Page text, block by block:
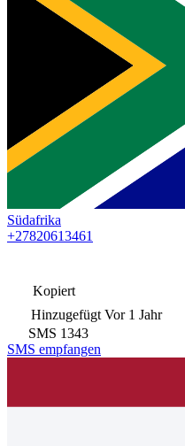
Südafrika
+27820613461
Kopiert
Hinzugefügt Vor 1 Jahr
SMS 1343
SMS empfangen